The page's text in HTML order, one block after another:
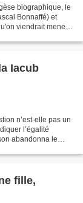
biographique, le
Bonnaffé) et
viendrait mener
Iacub
n’est-elle pas un
l’égalité
abandonna le
fille,